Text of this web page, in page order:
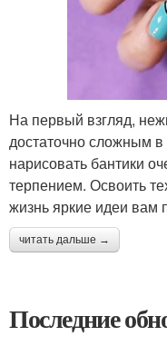
На первый взгляд,
достаточно сложным
нарисовать бантики
терпением. Освоить
жизнь яркие идеи вам
читать дальше →
Последние